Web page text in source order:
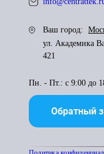
Ваш город:
ул. Академика
421
Пн. - Пт.: с 9:00 до
Обратный